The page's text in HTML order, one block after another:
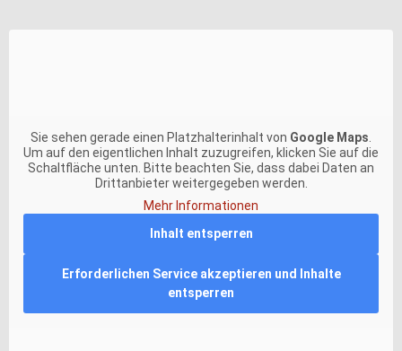
Sie sehen gerade einen Platzhalterinhalt von Google Maps
Um auf den eigentlichen Inhalt zuzugreifen, klicken Sie auf die
Schaltfläche unten. Bitte beachten Sie, dass dabei Daten an
Drittanbieter weitergegeben werden.
Mehr Informationen
Inhalt entsperren
Erforderlichen Service akzeptieren und Inhalte
entsperren